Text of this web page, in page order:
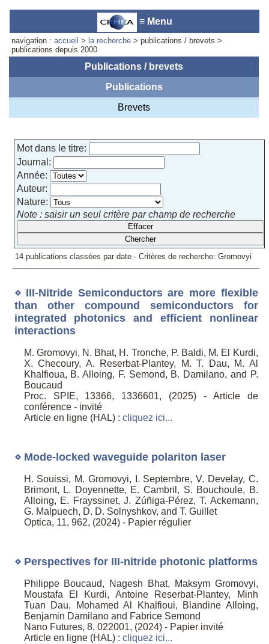
≡ Menu
navigation :accueil > la recherche > publications / brevets >
publications depuis 2000
Publications / brevets
Publications
Brevets
Mot dans le titre:
Journal:
Année:
Auteur:
Nature:
Note : saisir un seul critère par champ de recherche
14 publications classées par date - Critères de recherche: Gromovyi
⋄ III-Nitride Semiconductors are more flexible
than other compound semiconductors for
integrated photonics and efficient nonlinear
interactions
M. Gromovyi, N. Bhat, H. Tronche, P. Baldi, M. El Kurdi,
X. Checoury, A. Reserbat-Plantey, M. T. Dau, M. Al
Khalfioua, B. Alloing, F. Semond, B. Damilano, and P.
Boucaud
Proc. SPIE, 13366, 1336601, (2025) - Article de
conférence - invité
Article en ligne (HAL) : cliquez ici...
⋄ Mode-locked waveguide polariton laser
H. Souissi, M. Gromovyi, I. Septembre, V. Develay, C.
Brimont, L. Doyennette, E. Cambril, S. Bouchoule, B.
Alloing, E. Frayssinet, J. Zúñiga-Pérez, T. Ackemann,
G. Malpuech, D. D. Solnyshkov, and T. Guillet
Optica, 11, 962, (2024) - Papier régulier
⋄ Perspectives for III-nitride photonic platforms
Philippe Boucaud, Nagesh Bhat, Maksym Gromovyi,
Moustafa El Kurdi, Antoine Reserbat-Plantey, Minh
Tuan Dau, Mohamed Al Khalfioui, Blandine Alloing,
Benjamin Damilano and Fabrice Semond
Nano Futures, 8, 022001, (2024) - Papier invité
Article en ligne (HAL) : cliquez ici...
Accueil du laboratoire :
Marie Cornuet
Téléphone: +33 4 93 95 42 00